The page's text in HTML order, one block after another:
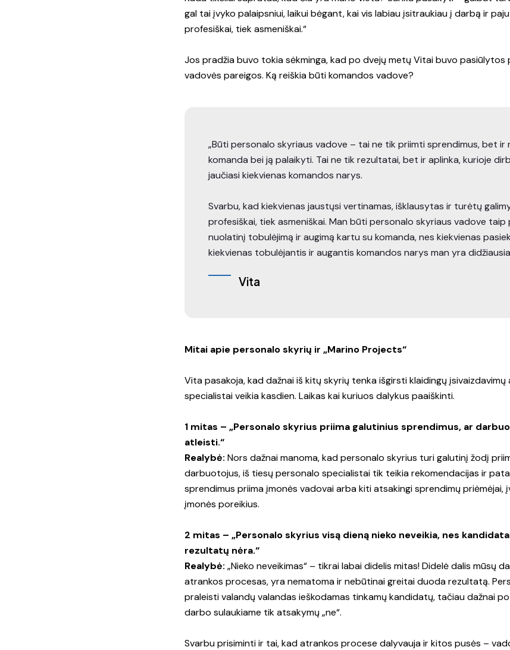
gal tai įvyko palaipsniui, laikui bėgant, kai vis labiau įsitraukiau į darbą ir
profesiškai, tiek asmeniškai.“
Jos pradžia buvo tokia sėkminga, kad po dvejų metų Vitai buvo pasiūlytos
vadovės pareigos. Ką reiškia būti komandos vadove?
„Būti personalo skyriaus vadove – tai ne tik priimti sprendimus, bet ir
komanda bei ją palaikyti. Tai ne tik rezultatai, bet ir aplinka, kurioje
jaučiasi kiekvienas komandos narys.
Svarbu, kad kiekvienas jaustųsi vertinamas, išklausytas ir turėtų
profesiškai, tiek asmeniškai. Man būti personalo skyriaus vadove taip
nuolatinį tobulėjimą ir augimą kartu su komanda, nes kiekvienas
kiekvienas tobulėjantis ir augantis komandos narys man yra
Vita
Mitai apie personalo skyrių ir „Marino Projects“
Vita pasakoja, kad dažnai iš kitų skyrių tenka išgirsti klaidingų
specialistai veikia kasdien. Laikas kai kuriuos dalykus paaiškinti.
1 mitas – „Personalo skyrius priima galutinius sprendimus, ar
atleisti.“
Realybė: Nors dažnai manoma, kad personalo skyrius turi galutinį žodį
darbuotojus, iš tiesų personalo specialistai tik teikia rekomendacijas ir
sprendimus priima įmonės vadovai arba kiti atsakingi sprendimų priėmėjai,
įmonės poreikius.
2 mitas – „Personalo skyrius visą dieną nieko neveikia, nes
rezultatų nėra.“
Realybė: „Nieko neveikimas“ – tikrai labai didelis mitas! Didelė dalis mūsų
atrankos procesas, yra nematoma ir nebūtinai greitai duoda rezultatą.
praleisti valandų valandas ieškodamas tinkamų kandidatų, tačiau dažnai
darbo sulaukiame tik atsakymų „ne“.
Svarbu prisiminti ir tai, kad atrankos procese dalyvauja ir kitos pusės –